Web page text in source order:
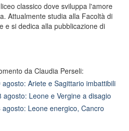
classico dove sviluppa l'amore
Attualmente studia alla Facoltà di
e si dedica alla pubblicazione di
da Claudia Perseli:
Ariete e Sagittario imbattibili
agosto: Leone e Vergine a disagio
Leone energico, Cancro